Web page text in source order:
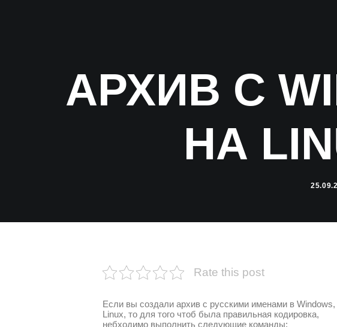
АРХИВ С
НА
Rate this post
Если вы создали архив с русскими именами в
Linux, то для того чтоб была правильная кодировка,
небходимо выполнить следующие команды: